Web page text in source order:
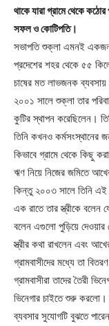
থাকে যারা গ্রামে থেকে
সফল ও কোটিপতি।
সভাপতি শুক্লা এমনই একজন
প্রদেশের শহর থেকে ৫৫
চাষের মত লাভজনক
২০০১ সালে শুক্লা তার
কুটির স্থাপন করেছিলেন।
তিনি কখনও কর্মসংস্থানের
কিভাবে গ্রামে থেকে কিছু
ঋণ নিয়ে নিজের জমিতে
কিন্তু ২০০৩ সালে তিনি এই
এক রাতে তার স্ত্রীকে
বলেন এগুলো পুড়িয়ে
স্ত্রীর কথা রাখলেন এবং
গ্রামবাসীদের মধ্যে তা
গ্রামবাসীরা তাদের তৈরী
ভিনেগার চাইতে শুরু
ব্যবসার সুযোগটি বুঝতে